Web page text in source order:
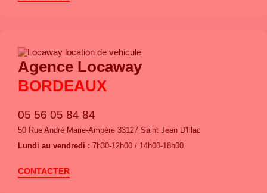
Agence Locaway
BORDEAUX
05 56 05 84 84
50 Rue André Marie-Ampère 33127 Saint Jean D'Illac
Lundi au vendredi : 7h30-12h00 / 14h00-18h00
CONTACTER